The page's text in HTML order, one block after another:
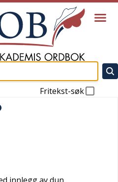
Fritekst-søk